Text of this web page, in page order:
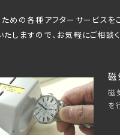
ための各種アフターサービスを
しますので、 お気軽にご相談く
磁
磁
を